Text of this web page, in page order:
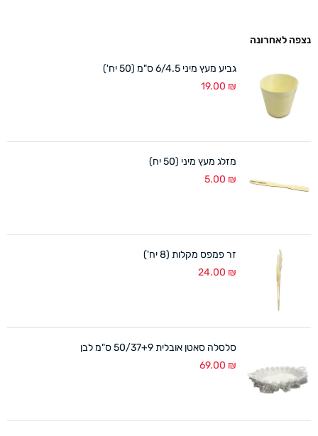
נצפה לאחרונה
גביע מעץ מיני 6/4.5 ס"מ (50 יח')
19.00 ₪
מזלג מעץ מיני (50 יח)
5.00 ₪
זר פמפס מקלות (8 יח')
24.00 ₪
סלסלה סאטן אובלית 50/37+9 ס"מ לבן
69.00 ₪